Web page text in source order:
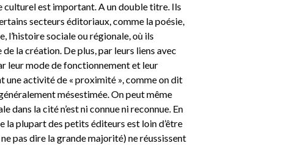
culturel est important. A un double titre. Ils
secteurs éditoriaux, comme la poésie,
l’histoire sociale ou régionale, où ils
la création. De plus, par leurs liens avec
leur mode de fonctionnement et leur
une activité de « proximité », comme on dit
mésestimée. On peut même
dans la cité n’est ni connue ni reconnue. En
la plupart des petits éditeurs est loin d’être
pas dire la grande majorité) ne réussissent